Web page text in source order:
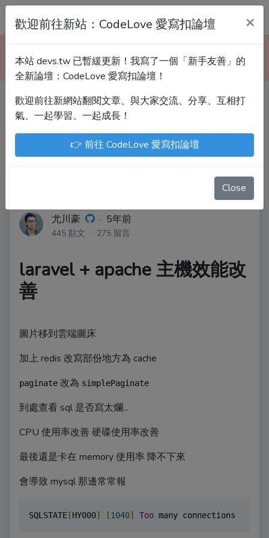
Devs.tw 寫程式討論區
請到新網站「CodeLove 愛寫扣論壇」！
Devs.tw 是讓工程師寫筆記、網誌的平台。歡迎
您隨手紀錄、寫作，方便日後搜尋！
尤川豪
Enoxs
chenjenping
尤川豪 · 5年前
445 貼文 · 275 留言
laravel + apache 主機效能改
善
圖片移到雲端圖床
加上 redis 改寫部份地方為 cache
paginate 改為 simplePaginate
到處查看 sql 是否寫太爛...
CPU 使用率改善 硬碟使用率改善
最後還是卡在 memory 使用率 降不下來
會導致 mysql 那邊常常報
SQLSTATE[HY000] [1040] Too many connections
歡迎前往新站：CodeLove 愛寫扣論壇 ×
本站 devs.tw 已暫緩更新！我寫了一個「新手友善」的
全新論壇：CodeLove 愛寫扣論壇！
歡迎前往新網站翻閱文章、與大家交流、分享、互相打
氣、一起學習、一起成長！
👉 前往 CodeLove 愛寫扣論壇
Close